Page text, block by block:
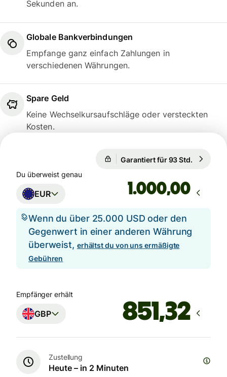
Sekunden an.
Globale Bankverbindungen
Empfange ganz einfach Zahlungen in
verschiedenen Währungen.
Spare Geld
Keine Wechselkursaufschläge oder versteckten
Kosten.
Du überweist genau
EUR ,00
Wenn du über 25.000 USD oder den
Gegenwert in einer anderen Währung
überweist, erhältst du von uns ermäßigte
Gebühren
Empfänger erhält
GBP
Zustellung
Heute – in 2 Minuten